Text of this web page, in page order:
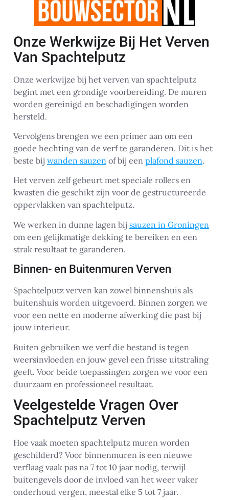
Onze Werkwijze Bij Het Verven
Van Spachtelputz
Onze werkwijze bij het verven van spachtelputz
begint met een grondige voorbereiding. De muren
worden gereinigd en beschadigingen worden
hersteld.
Vervolgens brengen we een primer aan om een
goede hechting van de verf te garanderen. Dit is het
beste bij wanden sauzen of bij een plafond sauzen.
Het verven zelf gebeurt met speciale rollers en
kwasten die geschikt zijn voor de gestructureerde
oppervlakken van spachtelputz.
We werken in dunne lagen bij sauzen in Groningen
om een gelijkmatige dekking te bereiken en een
strak resultaat te garanderen.
Binnen- en Buitenmuren Verven
Spachtelputz verven kan zowel binnenshuis als
buitenshuis worden uitgevoerd. Binnen zorgen we
voor een nette en moderne afwerking die past bij
jouw interieur.
Buiten gebruiken we verf die bestand is tegen
weersinvloeden en jouw gevel een frisse uitstraling
geeft. Voor beide toepassingen zorgen we voor een
duurzaam en professioneel resultaat.
Veelgestelde Vragen Over
Spachtelputz Verven
Hoe vaak moeten spachtelputz muren worden
geschilderd? Voor binnenmuren is een nieuwe
verflaag vaak pas na 7 tot 10 jaar nodig, terwijl
buitengevels door de invloed van het weer vaker
onderhoud vergen, meestal elke 5 tot 7 jaar.